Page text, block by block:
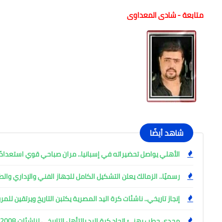
متابعة - شادى المعداوى
شاهد أيضًا
الأهلي يواصل تحضيراته في إسبانيا.. مران صباحي قوي
رسميًا.. الزمالك يعلن التشكيل الكامل للجهاز الفني والإداري
إنجاز تاريخي.. ناشئات كرة اليد المصرية يكتبن التاريخ ويرتقين